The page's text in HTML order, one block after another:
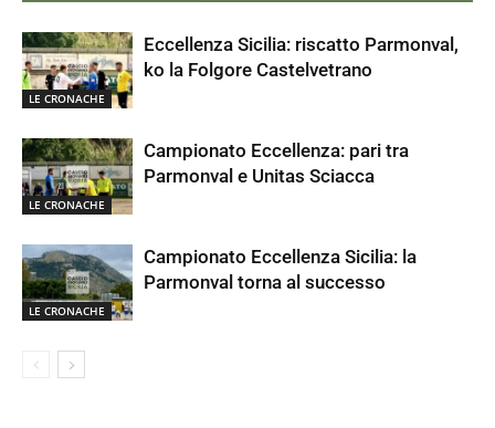
LE CRONACHE
Eccellenza Sicilia: riscatto Parmonval,
ko la Folgore Castelvetrano
LE CRONACHE
Campionato Eccellenza: pari tra
Parmonval e Unitas Sciacca
LE CRONACHE
Campionato Eccellenza Sicilia: la
Parmonval torna al successo